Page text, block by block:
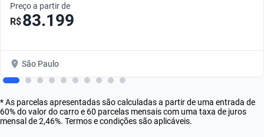
Preço a partir de
R$83.199
São Paulo
* As parcelas apresentadas são calculadas a partir de uma entrada de
60% do valor do carro e 60 parcelas mensais com uma taxa de juros
mensal de 2,46%. Termos e condições são aplicáveis.